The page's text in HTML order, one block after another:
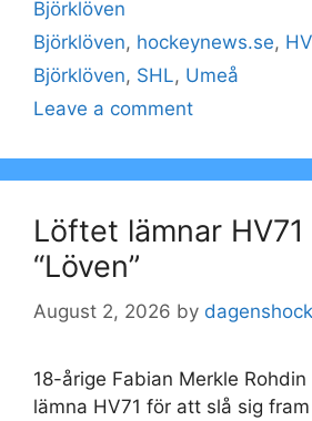
Categories
Björklöven
Tags
Björklöven, hockeynews.se,
Björklöven, SHL, Umeå
Leave a comment
Löftet lämnar
“Löven”
August 2, 2026 by
18-årige Fabian Merkle
lämna HV71 för att slå sig